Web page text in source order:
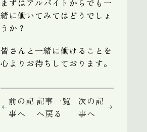
緒に働いてみてはどうでしょ
うか？
皆さんと一緒に働けることを
心よりお待ちしております。
前の記
事へ
記事一覧
へ戻る
次の記
事へ